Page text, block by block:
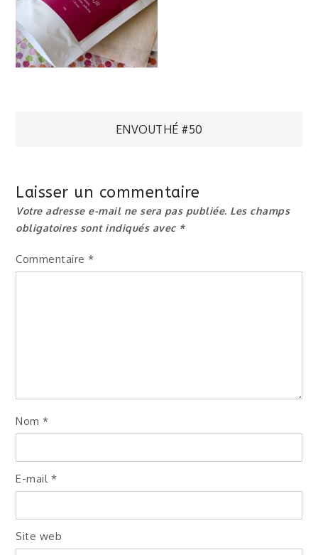
Navigation
l’article
ENVOUTHÉ #50
Laisser un commentaire
Votre adresse e-mail ne sera pas publiée. Les champs
obligatoires sont indiqués avec *
Commentaire*
Nom*
E-mail *
Site web